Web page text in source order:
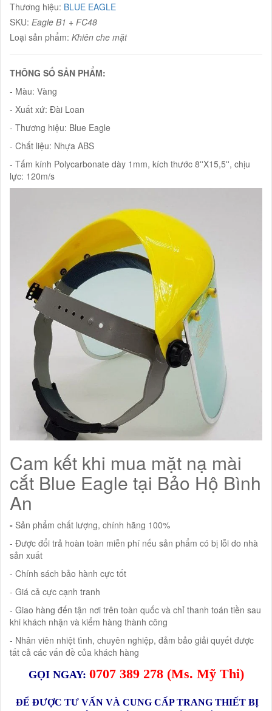
Thương hiệu: BLUE EAGLE
SKU: Eagle B1 + FC48
Loại sản phẩm: Khiên che mặt
THÔNG SỐ SẢN PHẨM:
- Màu: Vàng
- Xuất xứ: Đài Loan
- Thương hiệu: Blue Eagle
- Chất liệu: Nhựa ABS
- Tấm kính Polycarbonate dày 1mm, kích thước 8''X15,5'', chịu
lực: 120m/s
Cam kết khi mua mặt nạ mài
cắt Blue Eagle tại Bảo Hộ Bình
An
- Sản phẩm chất lượng, chính hãng 100%
- Được đổi trả hoàn toàn miễn phí nếu sản phẩm có bị lỗi do nhà
sản xuất
- Chính sách bảo hành cực tốt
- Giá cả cực cạnh tranh
- Giao hàng đến tận nơi trên toàn quốc và chỉ thanh toán tiền sau
khi khách nhận và kiểm hàng thành công
- Nhân viên nhiệt tình, chuyên nghiệp, đảm bảo giải quyết được
tất cả các vấn đề của khách hàng
GỌI NGAY: 0707 389 278(Ms. Mỹ Thi)
ĐỂ ĐƯỢC TƯ VẤN VÀ CUNG CẤP TRANG THIẾT BỊ